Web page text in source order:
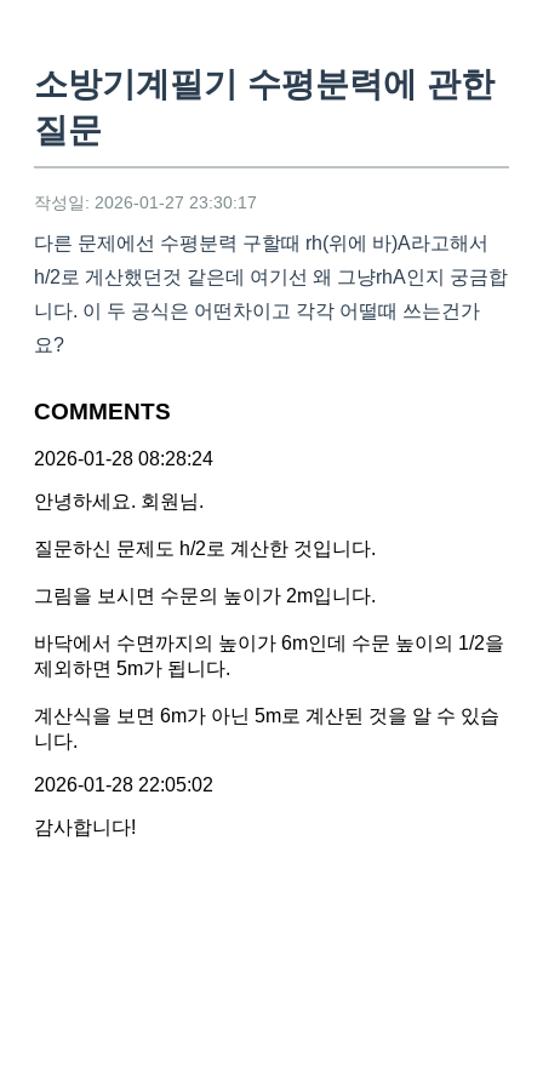
소방기계필기 수평분력에 관한
질문
작성일: 2026-01-27 23:30:17
다른 문제에선 수평분력 구할때 rh(위에 바)A라고해서
h/2로 게산했던것 같은데 여기선 왜 그냥rhA인지 궁금합
니다. 이 두 공식은 어떤차이고 각각 어떨때 쓰는건가
요?
COMMENTS
2026-01-28 08:28:24
안녕하세요. 회원님.
질문하신 문제도 h/2로 계산한 것입니다.
그림을 보시면 수문의 높이가 2m입니다.
바닥에서 수면까지의 높이가 6m인데 수문 높이의 1/2을
제외하면 5m가 됩니다.
계산식을 보면 6m가 아닌 5m로 계산된 것을 알 수 있습
니다.
2026-01-28 22:05:02
감사합니다!